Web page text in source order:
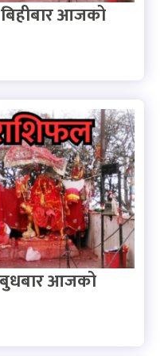
आजको
आजको